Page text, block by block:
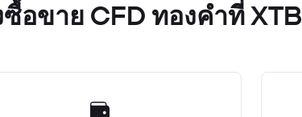
อขาย CFD ทองคำที่ XTB